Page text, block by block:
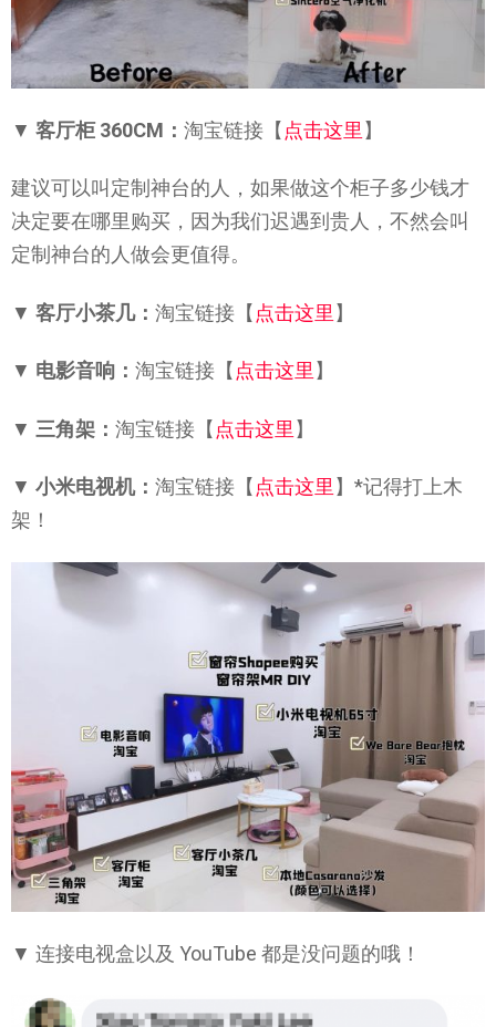
▼ 客厅柜 360CM： 淘宝链接【点击这里】
建议可以叫定制神台的人，如果做这个柜子多少钱才
决定要在哪里购买，因为我们迟遇到贵人，不然会叫
定制神台的人做会更值得。
▼ 客厅小茶几： 淘宝链接【点击这里】
▼ 电影音响： 淘宝链接【 点击这里 】
▼ 三角架： 淘宝链接【点击这里】
▼ 小米电视机： 淘宝链接【 点击这里 】*记得打上木
架！
▼ 连接电视盒以及 YouTube 都是没问题的哦！